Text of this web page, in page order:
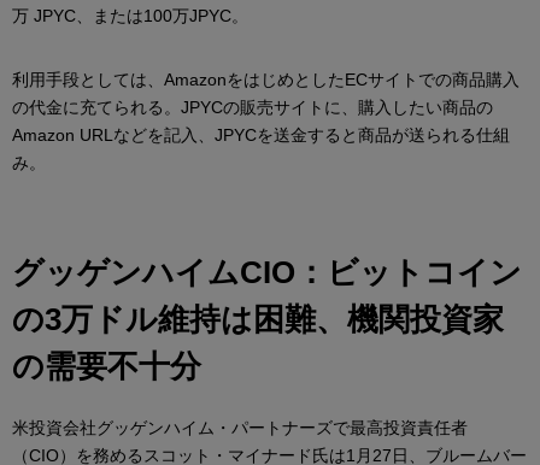
万 JPYC、または100万JPYC。
利用手段としては、AmazonをはじめとしたECサイトでの商品購入
の代金に充てられる。JPYCの販売サイトに、購入したい商品の
Amazon URLなどを記入、JPYCを送金すると商品が送られる仕組
み。
グッゲンハイムCIO：ビットコイン
の3万ドル維持は困難、機関投資家
の需要不十分
米投資会社グッゲンハイム・パートナーズで最高投資責任者
（CIO）を務めるスコット・マイナード氏は1月27日、ブルームバー